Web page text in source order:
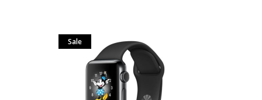
Sale